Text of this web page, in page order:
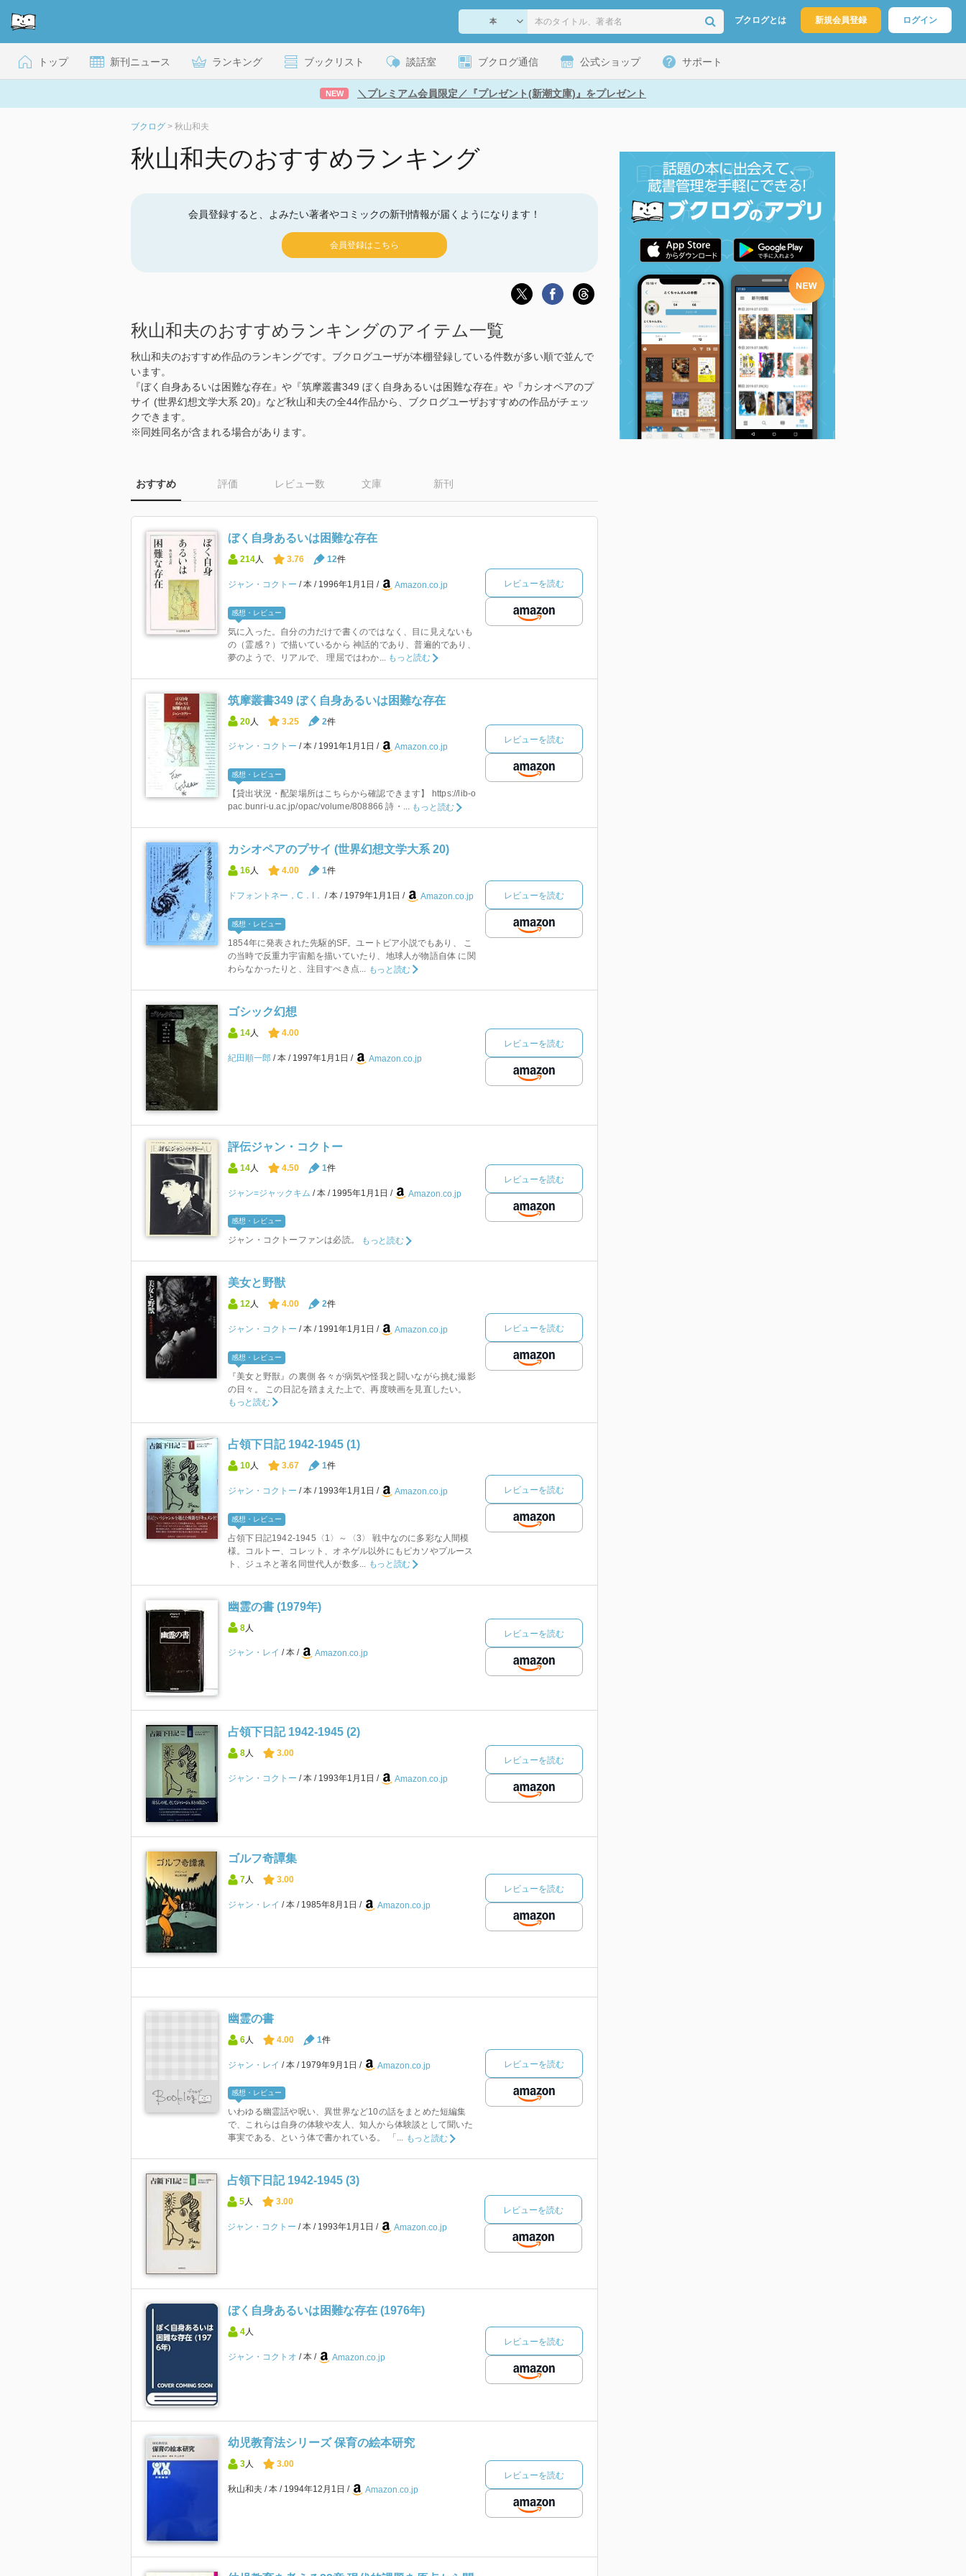
ブクログとは 新規会員登録 ログイン
トップ 新刊ニュース ランキング ブックリスト 談話室 ブクログ通信 公式ショップ サポート
NEW ＼プレミアム会員限定／『プレゼント(新潮文庫)』をプレゼント
ブクログ > 秋山和夫
秋山和夫のおすすめランキング
会員登録すると、よみたい著者やコミックの新刊情報が届くようになります！
会員登録はこちら
秋山和夫のおすすめランキングのアイテム一覧
秋山和夫のおすすめ作品のランキングです。ブクログユーザが本棚登録している件数が多い順で並んで
います。
『ぼく自身あるいは困難な存在』や『筑摩叢書349 ぼく自身あるいは困難な存在』や『カシオペアのプ
サイ (世界幻想文学大系 20)』など秋山和夫の全44作品から、ブクログユーザおすすめの作品がチェッ
クできます。
※同姓同名が含まれる場合があります。
おすすめ 評価 レビュー数 文庫 新刊
ぼく自身あるいは困難な存在
214人 3.76 12件
ジャン・コクトー 本 1996年1月1日 Amazon.co.jp
感想・レビュー
気に入った。自分の力だけで書くのではなく、目に見えないも
の（霊感？）で描いているから 神話的であり、普遍的であり、
夢のようで、リアルで、 理屈ではわか...
もっと読む
レビューを読む
筑摩叢書349 ぼく自身あるいは困難な存在
20 人 3.25 2件
ジャン・コクトー 本 1991年1月1日 Amazon.co.jp
感想・レビュー
【貸出状況・配架場所はこちらから確認できます】 https://lib-o
pac.bunri-u.ac.jp/opac/volume/808866 詩・... もっと読む
レビューを読む
カシオペアのプサイ (世界幻想文学大系 20)
16人 4.00 1件
ドフォントネー，C．I． 本 1979年1月1日 Amazon.co.jp
感想・レビュー
1854年に発表された先駆的SF。ユートピア小説でもあり、 こ
の当時で反重力宇宙船を描いていたり、地球人が物語自体 に関
わらなかったりと、注目すべき点... もっと読む
レビューを読む
ゴシック幻想
14 人 4.00
紀田順一郎 本 1997年1月1日 Amazon.co.jp
レビューを読む
評伝ジャン・コクトー
14 人 4.50 1件
ジャン=ジャックキム 本 1995年1月1日 Amazon.co.jp
感想・レビュー
ジャン・コクトーファンは必読。 もっと読む
レビューを読む
美女と野獣
12人 4.00 2件
ジャン・コクトー 本 1991年1月1日 Amazon.co.jp
感想・レビュー
『美女と野獣』の裏側 各々が病気や怪我と闘いながら挑む撮影
の日々。 この日記を踏まえた上で、再度映画を見直したい。
もっと読む
レビューを読む
占領下日記 1942‐1945 (1)
10 人 3.67 1件
ジャン・コクトー 本 1993年1月1日 Amazon.co.jp
感想・レビュー
占領下日記1942‐1945〈1〉～〈3〉 戦中なのに多彩な人間模
様。コルトー、コレット、オネゲル以外にもピカソやプルース
ト、ジュネと著名同世代人が数多...
もっと読む
レビューを読む
幽霊の書 (1979年)
8 人
ジャン・レイ 本 Amazon.co.jp
レビューを読む
占領下日記 1942‐1945 (2)
8 人 3.00
ジャン・コクトー 本 1993年1月1日 Amazon.co.jp
レビューを読む
ゴルフ奇譚集
7人 3.00
ジャン・レイ 本 1985年8月1日 Amazon.co.jp
レビューを読む
幽霊の書
6 人 4.00 1件
ジャン・レイ 本 1979年9月1日 Amazon.co.jp
感想・レビュー
いわゆる幽霊話や呪い、異世界など10の話をまとめた短編集
で、これらは自身の体験や友人、知人から体験談として聞いた
事実である、という体で書かれている。 「... もっと読む
レビューを読む
占領下日記 1942‐1945 (3)
5人 3.00
ジャン・コクトー 本 1993年1月1日 Amazon.co.jp
レビューを読む
ぼく自身あるいは困難な存在 (1976年)
4人
ジャン・コクトオ 本 Amazon.co.jp
レビューを読む
幼児教育法シリーズ 保育の絵本研究
3人 3.00
秋山和夫 本 1994年12月1日 Amazon.co.jp
レビューを読む